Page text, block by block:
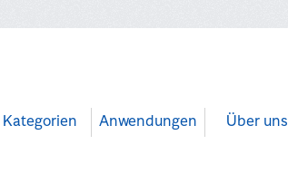
Kategorien Anwendungen Über uns